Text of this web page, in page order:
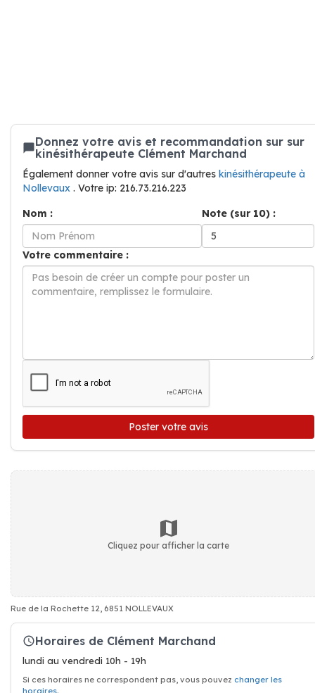
Donnez votre avis et recommandation sur sur
kinésithérapeute Clément Marchand
Également donner votre avis sur d'autres kinésithérapeute à
Nollevaux . Votre ip: 216.73.216.223
Nom :
Note (sur 10) :
Votre commentaire :
Poster votre avis
Cliquez pour afficher la carte
Rue de la Rochette 12, 6851 NOLLEVAUX
Horaires de Clément Marchand
lundi au vendredi 10h - 19h
Si ces horaires ne correspondent pas, vous pouvez changer les
horaires.